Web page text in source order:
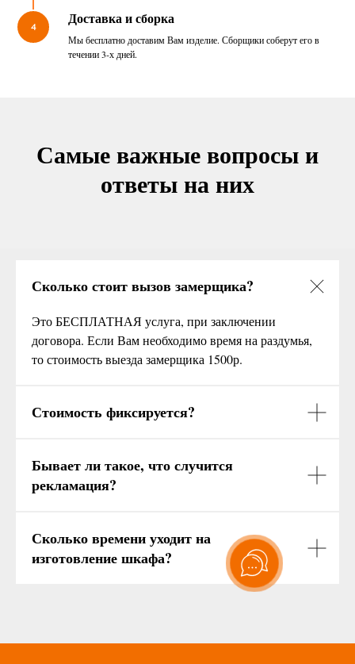
4 Доставка и сборка
Мы бесплатно доставим Вам изделие. Сборщики соберут его в
течении 3-х дней.
Самые важные вопросы и
ответы на них
Сколько стоит вызов замерщика?
Это БЕСПЛАТНАЯ услуга, при заключении
договора. Если Вам необходимо время на раздумья,
то стоимость выезда замерщика 1500р.
Стоимость фиксируется?
Бывает ли такое, что случится
рекламация?
Сколько времени уходит на
изготовление шкафа?